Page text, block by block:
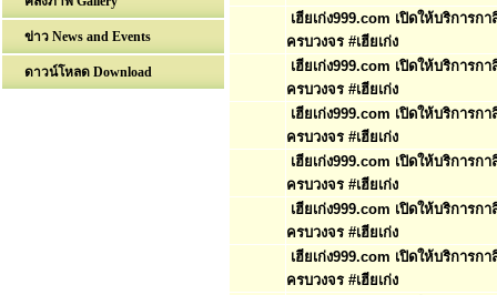
ข่าว News and Events
ดาวน์โหลด Download
เฮียเก่ง999.com เปิดให้บริการก
ครบวงจร #เฮียเก่ง
เฮียเก่ง999.com เปิดให้บริการก
ครบวงจร #เฮียเก่ง
เฮียเก่ง999.com เปิดให้บริการก
ครบวงจร #เฮียเก่ง
เฮียเก่ง999.com เปิดให้บริการก
ครบวงจร #เฮียเก่ง
เฮียเก่ง999.com เปิดให้บริการก
ครบวงจร #เฮียเก่ง
เฮียเก่ง999.com เปิดให้บริการก
ครบวงจร #เฮียเก่ง